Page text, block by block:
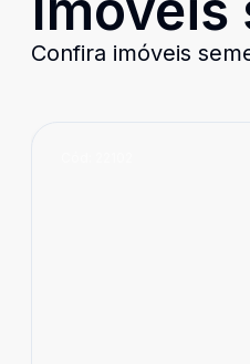
Confira imóveis